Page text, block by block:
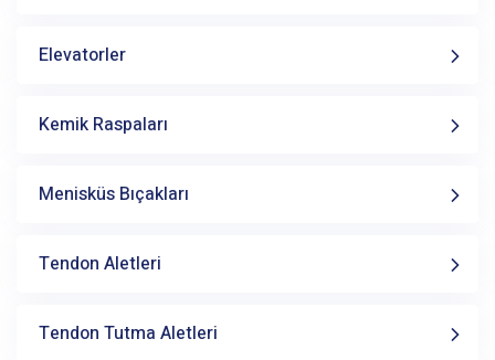
Elevatorler
Kemik Raspaları
Menisküs Bıçakları
Tendon Aletleri
Tendon Tutma Aletleri